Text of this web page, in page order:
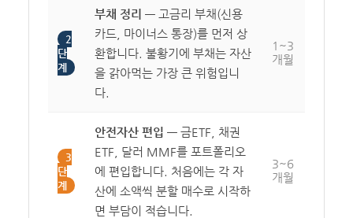
2
단
계
부채 정리 — 고금리 부채(신용
카드, 마이너스 통장)를 먼저 상
환합니다. 불황기에 부채는 자산
을 갉아먹는 가장 큰 위험입니
다.
1~3
개월
3
단
계
안전자산 편입 — 금ETF, 채권
ETF, 달러 MMF를 포트폴리오
에 편입합니다. 처음에는 각 자
산에 소액씩 분할 매수로 시작하
면 부담이 적습니다.
3~6
개월